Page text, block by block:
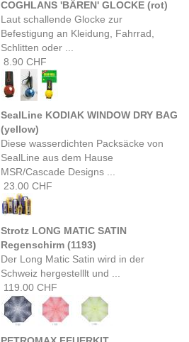
COGHLANS 'BÄREN' GLOCKE (rot)
Laut schallende Glocke zur
Befestigung an Kleidung, Fahrrad,
Schlitten oder ...
8.90 CHF
SealLine KODIAK WINDOW DRY BAG
(yellow)
Diese wasserdichten Packsäcke von
SealLine aus dem Hause
MSR/Cascade Designs ...
23.00 CHF
Strotz LONG MATIC SATIN
Regenschirm (1193)
Der Long Matic Satin wird in der
Schweiz hergestelllt und ...
119.00 CHF